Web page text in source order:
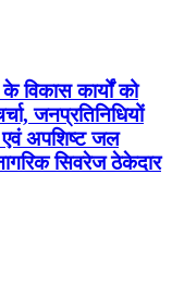
विकास कार्यों को
जनप्रतिनिधियों
अपशिष्ट जल
सिवरेज ठेकेदार